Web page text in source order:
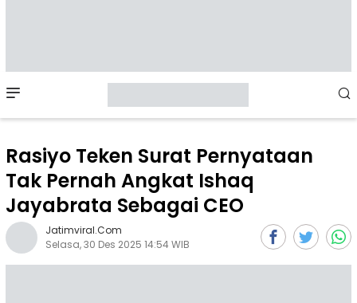
Menu
Rasiyo Teken Surat Pernyataan
Tak Pernah Angkat Ishaq
Jayabrata Sebagai CEO
Jatimviral.com
Selasa, 30 Des 2025 14:54 WIB